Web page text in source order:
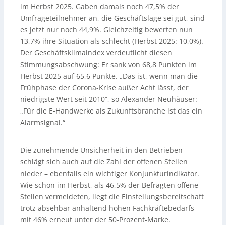
im Herbst 2025. Gaben damals noch 47,5% der
Umfrageteilnehmer an, die Geschäftslage sei gut, sind
es jetzt nur noch 44,9%. Gleichzeitig bewerten nun
13,7% ihre Situation als schlecht (Herbst 2025: 10,0%).
Der Geschäftsklimaindex verdeutlicht diesen
Stimmungsabschwung: Er sank von 68,8 Punkten im
Herbst 2025 auf 65,6 Punkte. „Das ist, wenn man die
Frühphase der Corona-Krise außer Acht lässt, der
niedrigste Wert seit 2010“, so Alexander Neuhäuser:
„Für die E-Handwerke als Zukunftsbranche ist das ein
Alarmsignal.“
Die zunehmende Unsicherheit in den Betrieben
schlägt sich auch auf die Zahl der offenen Stellen
nieder – ebenfalls ein wichtiger Konjunkturindikator.
Wie schon im Herbst, als 46,5% der Befragten offene
Stellen vermeldeten, liegt die Einstellungsbereitschaft
trotz absehbar anhaltend hohen Fachkräftebedarfs
mit 46% erneut unter der 50-Prozent-Marke.